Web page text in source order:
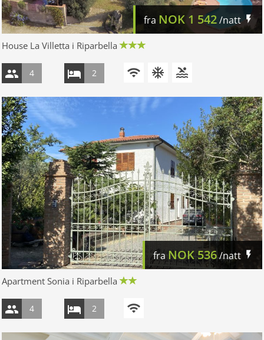
fra NOK 1 542/natt
House La Villetta i Riparbella
4 2
fraNOK536/natt
Apartment Sonia i Riparbella
4 2